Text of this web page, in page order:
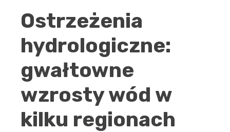
Ostrzeżenia
hydrologiczne:
gwałtowne
wzrosty wód w
kilku regionach